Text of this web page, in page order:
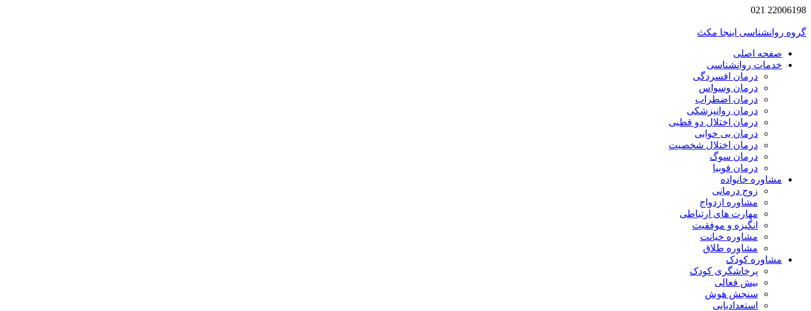
22006198 021
گروه روانشناسی اینجا مکث
صفحه اصلی
خدمات روانشناسی
درمان افسردگی
درمان وسواس
درمان اضطراب
درمان روانپزشکی
درمان اختلال دو قطبی
درمان بی خوابی
درمان اختلال شخصیت
درمان سوگ
درمان فوبیا
مشاوره خانواده
زوج درمانی
مشاوره ازدواج
مهارت های ارتباطی
انگیزه و موفقیت
مشاوره خیانت
مشاوره طلاق
مشاوره کودک
پرخاشگری کودک
بیش فعالی
سنجش هوش
استعدادیابی